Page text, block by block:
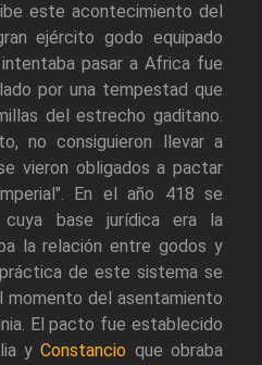
este acontecimiento del
ejército godo equipado
pasar a Africa fue
por una tempestad que
del estrecho gaditano.
no consiguieron llevar a
vieron obligados a pactar
En el año 418 se
base jurídica era la
la relación entre godos y
de este sistema se
momento del asentamiento
El pacto fue establecido
yConstancio que obraba